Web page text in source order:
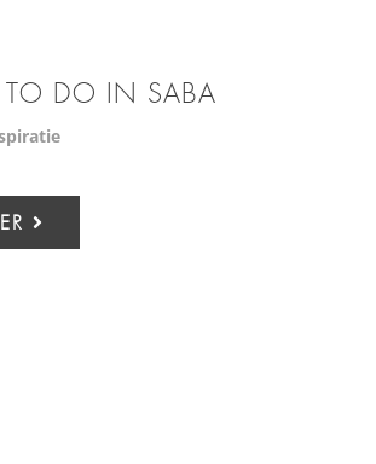
DO IN SABA